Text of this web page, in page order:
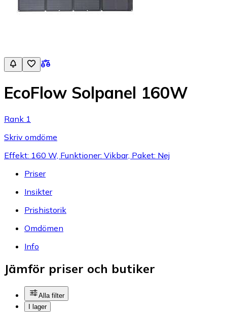
EcoFlow Solpanel 160W
Rank 1
Skriv omdöme
Effekt: 160 W, Funktioner: Vikbar, Paket: Nej
Priser
Insikter
Prishistorik
Omdömen
Info
Jämför priser och butiker
Alla filter
I lager